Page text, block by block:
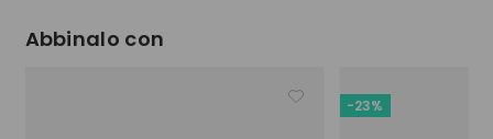
Abbinalo con
-23%